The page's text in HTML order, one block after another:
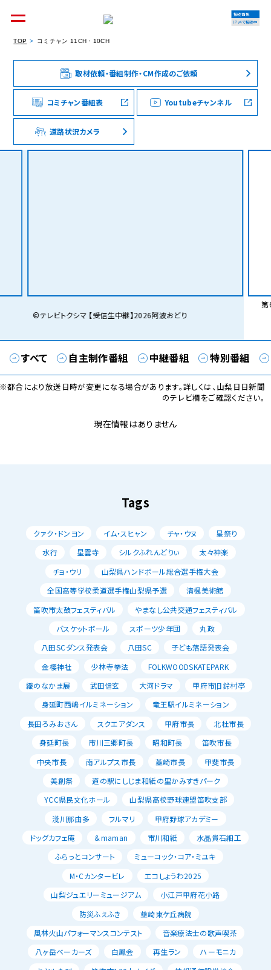
個人のお客様 集合住宅オーナーの方
法人のお客様 料金シミュレーション
接続情報
IPv4で接続中
TOP コミチャン 11CH・10CH
取材依頼・番組制作・CM作成のご依頼
コミチャン番組表 Youtubeチャンネル
道路状況カメラ
©テレビトクシマ 【受信生中継】2026阿波おどり
第
すべて 自主制作番組 中継番組 特別番組
都合により放送日時が変更になる場合があります。詳しくは、山梨日日新聞
のテレビ欄をご確認ください。
現在情報はありません
Tags
クァク・ドンヨン イム・スヒャン チャ・ウヌ
星祭り
水行
星雲寺 シルクふれんどりぃ
太々神楽
チョ・ウリ
山梨県ハンドボール総合選手権大会
全国高等学校柔道選手権山梨県予選
清楓美術館
笛吹市太鼓フェスティバル
やまなし公共交通フェスティバル
バスケットボール
スポーツ少年団
丸政
八田SCダンス発表会
八田SC
子ども落語発表会
金櫻神社
少林寺拳法
FOLKWOODSKATEPARK
織のなかま展
武田信玄 大河ドラマ
甲府市旧鈴村亭
身延町西嶋イルミネーション
竜王駅イルミネーション
長田ろみおさん
スクエアダンス 甲府市長
北杜市長
身延町長
市川三郷町長 昭和町長
笛吹市長
中央市長
南アルプス市長 韮崎市長
甲斐市長
美創祭
道の駅にしじま和紙の里かみすきパーク
YCC県民文化ホール
山梨県高校野球連盟笛吹支部
淺川那由多
フルマリ
甲府野球アカデミー
ドッグカフェ庵
＆maman 市川和紙
水晶貴石細工
ふらっとコンサート
ミューコック・コア・ミユキ
M・Cカンタービレ
エコしょうわ2025
山梨ジュエリーミュージアム
小江戸甲府花小路
防災ふえふき
韮崎東ケ丘病院
風林火山パフォーマンスコンテスト
音楽療法士の歌声喫茶
八ヶ岳ベーカーズ
白鳳会 再生ラン
ハーモニカ